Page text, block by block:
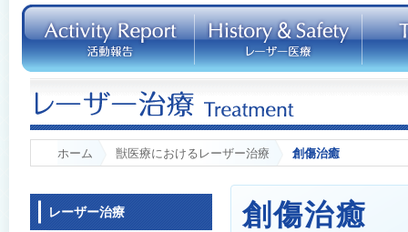
ホーム 獣医療におけるレーザー治療 創傷治癒
創傷治癒
レーザー治療